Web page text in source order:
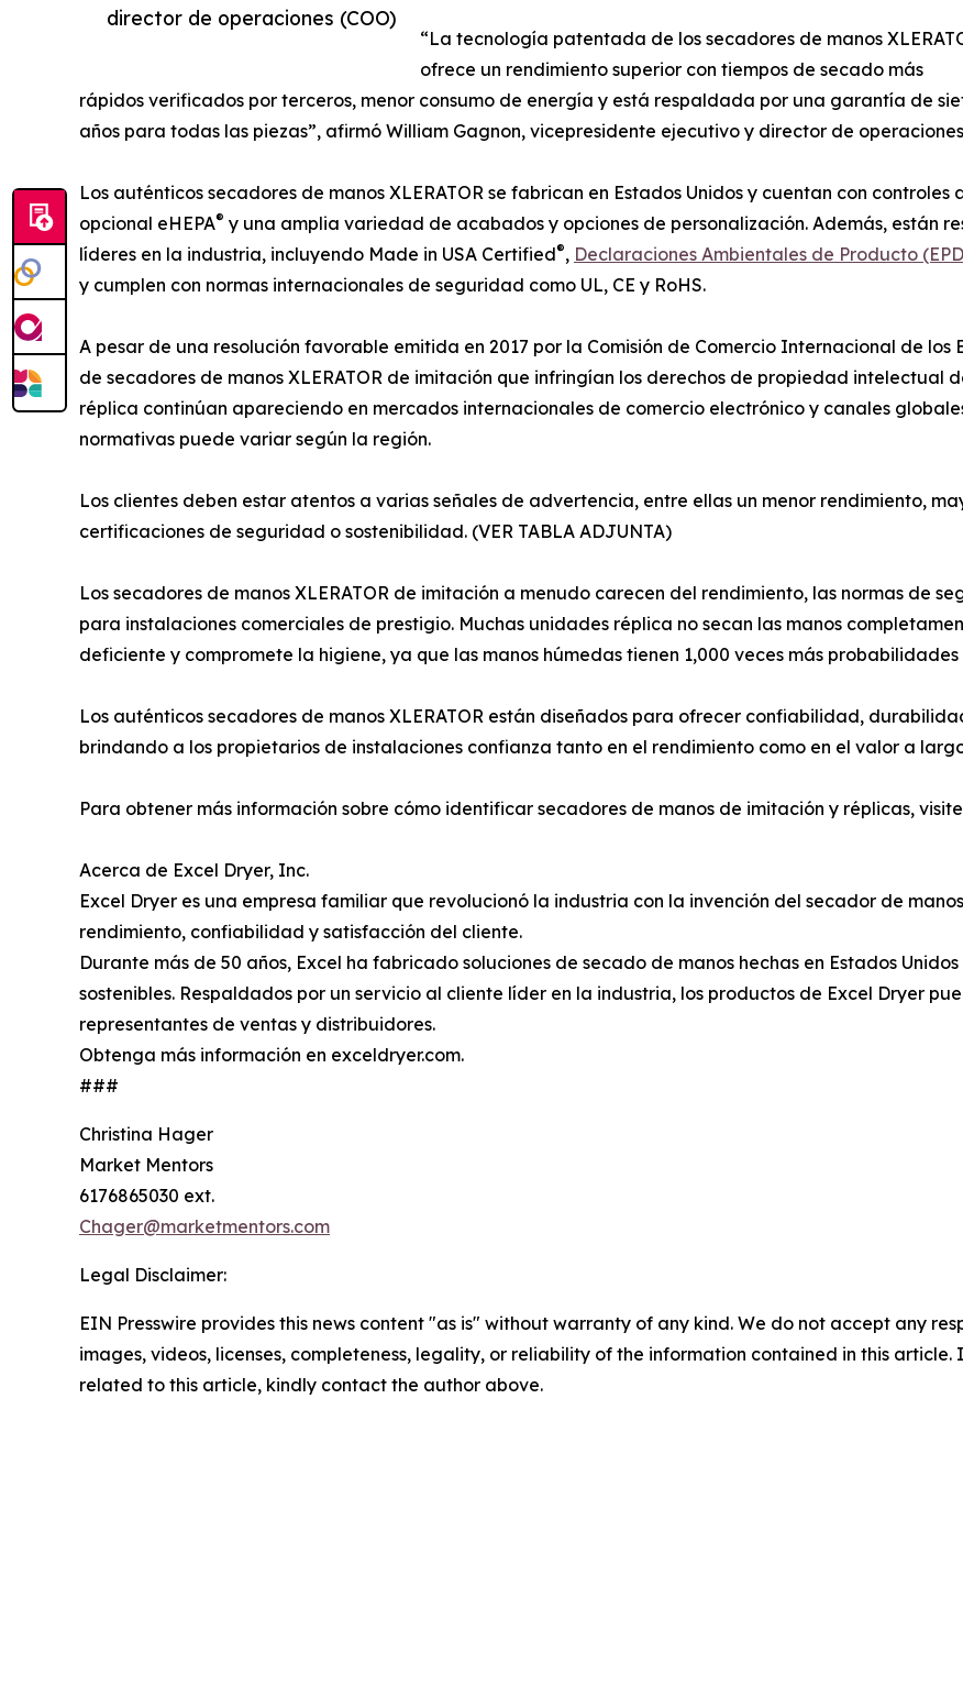
director de operaciones (COO)
“La tecnología patentada de los secadores de manos
ofrece un rendimiento superior con tiempos de secado más
rápidos verificados por terceros, menor consumo de energía y está respaldada por una garantía de
años para todas las piezas”, afirmó William Gagnon, vicepresidente ejecutivo y director de
Los auténticos secadores de manos XLERATOR se fabrican en Estados Unidos y cuentan con
opcional eHEPA® y una amplia variedad de acabados y opciones de personalización. Además, están
líderes en la industria, incluyendo Made in USA Certified®, Declaraciones Ambientales de Producto
y cumplen con normas internacionales de seguridad como UL, CE y RoHS.
A pesar de una resolución favorable emitida en 2017 por la Comisión de Comercio Internacional de
de secadores de manos XLERATOR de imitación que infringían los derechos de propiedad intelectual
réplica continúan apareciendo en mercados internacionales de comercio electrónico y canales
normativas puede variar según la región.
Los clientes deben estar atentos a varias señales de advertencia, entre ellas un menor rendimiento,
certificaciones de seguridad o sostenibilidad. (VER TABLA ADJUNTA)
Los secadores de manos XLERATOR de imitación a menudo carecen del rendimiento, las normas de
para instalaciones comerciales de prestigio. Muchas unidades réplica no secan las manos
deficiente y compromete la higiene, ya que las manos húmedas tienen 1,000 veces más
Los auténticos secadores de manos XLERATOR están diseñados para ofrecer confiabilidad,
brindando a los propietarios de instalaciones confianza tanto en el rendimiento como en el valor a
Para obtener más información sobre cómo identificar secadores de manos de imitación y réplicas,
Acerca de Excel Dryer, Inc.
Excel Dryer es una empresa familiar que revolucionó la industria con la invención del secador de manos
rendimiento, confiabilidad y satisfacción del cliente.
Durante más de 50 años, Excel ha fabricado soluciones de secado de manos hechas en Estados
sostenibles. Respaldados por un servicio al cliente líder en la industria, los productos de Excel Dryer
representantes de ventas y distribuidores.
Obtenga más información en exceldryer.com.
###
Christina Hager
Market Mentors
6176865030 ext.
Chager@marketmentors.com
Legal Disclaimer:
EIN Presswire provides this news content "as is" without warranty of any kind. We do not accept any
images, videos, licenses, completeness, legality, or reliability of the information contained in this
related to this article, kindly contact the author above.